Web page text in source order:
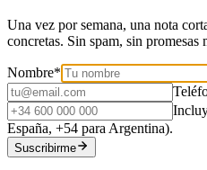
Una vez por semana, una nota
concretas. Sin spam, sin promesas
Nombre*
España, +54 para Argentina).
Suscribirme